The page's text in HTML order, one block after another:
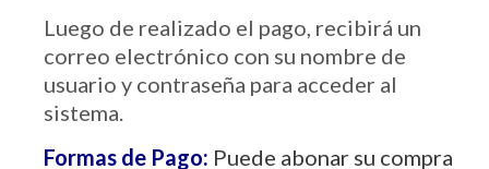
Luego de realizado el pago, recibirá un
correo electrónico con su nombre de
usuario y contraseña para acceder al
sistema.
Formas de Pago: Puede abonar su compra